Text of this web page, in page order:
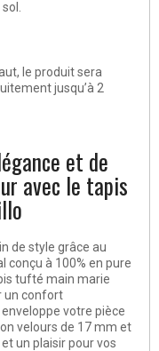
le produit sera
jusqu’à 2
et de
avec le tapis
de style grâce au
à 100% en pure
tufté main marie
un confort
votre pièce
velours de 17 mm et
un plaisir pour vos